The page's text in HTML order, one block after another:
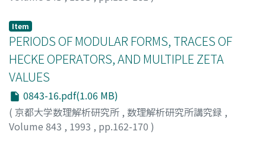
Hiroshi
Item
PERIODS OF MODULAR FORMS, TRACES OF
HECKE OPERATORS, AND MULTIPLE ZETA
VALUES
0843-16.pdf(1.06 MB)
( 京都大学数理解析研究所 , 数理解析研究所講究録 ,
Volume 843 , 1993 , pp.162-170 )